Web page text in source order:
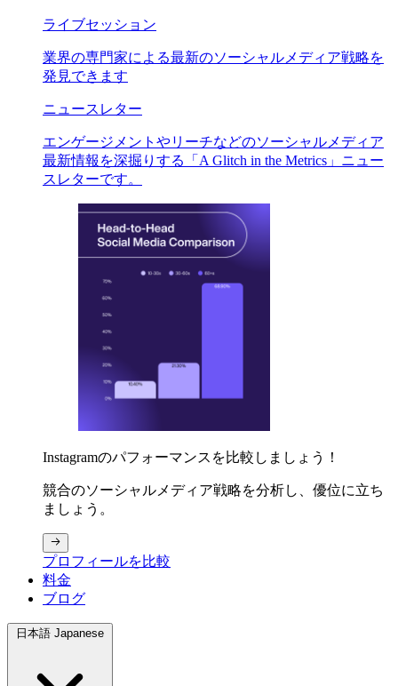
ライブセッション
業界の専門家による最新のソーシャルメディア戦略を
発見できます
ニュースレター
エンゲージメントやリーチなどのソーシャルメディア
最新情報を深掘りする「A Glitch in the Metrics」ニュー
スレターです。
Instagramのパフォーマンスを比較しましょう！
競合のソーシャルメディア戦略を分析し、優位に立ち
ましょう。
プロフィールを比較
料金
ブログ